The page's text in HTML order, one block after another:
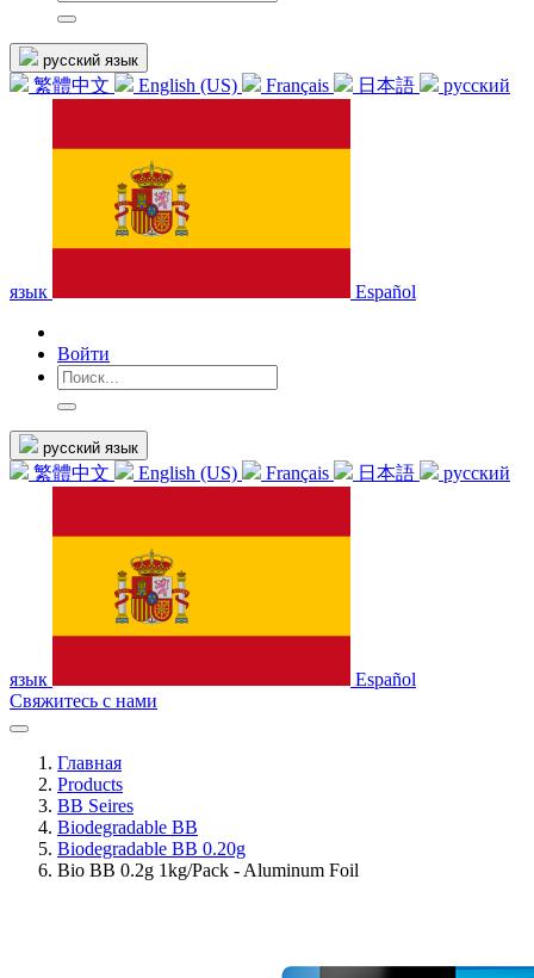
русский язык
繁體中文 English (US) Français 日本語 русский
язык Español
Войти
русский язык
繁體中文 English (US) Français 日本語 русский
язык
Español
Свяжитесь с нами
Главная
Products
BB Seires
Biodegradable BB
Biodegradable BB 0.20g
Bio BB 0.2g 1kg/Pack - Aluminum Foil